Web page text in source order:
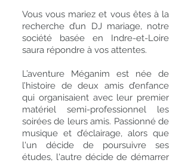
Vous vous mariez et vous êtes à la
recherche d’un DJ mariage, notre
société basée en Indre-et-Loire
saura répondre à vos attentes.
L’aventure Méganim est née de
l’histoire de deux amis d’enfance
qui organisaient avec leur premier
matériel semi-professionnel les
soirées de leurs amis. Passionné de
musique et d’éclairage, alors que
l'un décide de poursuivre ses
études, l'autre décide de démarrer